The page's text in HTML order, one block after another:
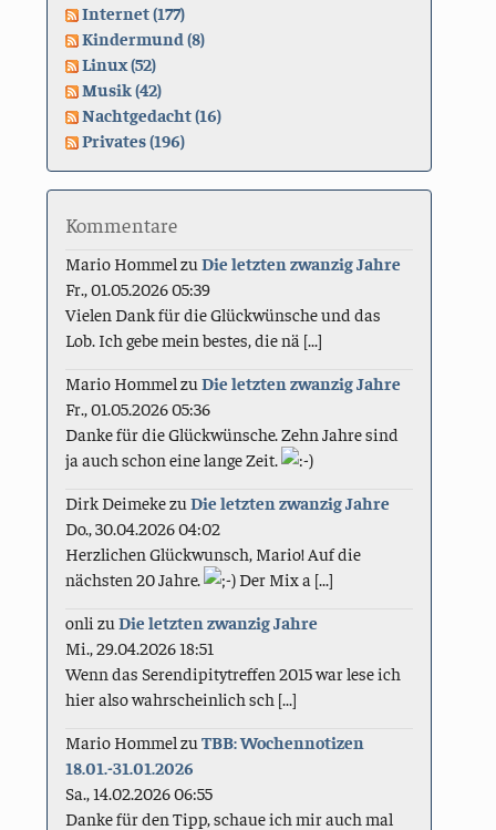
Internet (177)
Kindermund (8)
Linux (52)
Musik (42)
Nachtgedacht (16)
Privates (196)
Kommentare
Mario Hommel zuDie letzten zwanzig Jahre
Fr., 01.05.2026 05:39
Vielen Dank für die Glückwünsche und das
Lob. Ich gebe mein bestes, die nä [...]
Mario Hommel zuDie letzten zwanzig Jahre
Fr., 01.05.2026 05:36
Danke für die Glückwünsche. Zehn Jahre sind
ja auch schon eine lange Zeit.
Dirk DeimekezuDie letzten zwanzig Jahre
Do., 30.04.2026 04:02
Herzlichen Glückwunsch, Mario! Auf die
nächsten 20 Jahre.
Der Mix a [...]
onli zuDie letzten zwanzig Jahre
Mi., 29.04.2026 18:51
Wenn das Serendipitytreffen 2015 war lese ich
hier also wahrscheinlich sch [...]
Mario Hommel zuTBB: Wochennotizen
18.01.-31.01.2026
Sa., 14.02.2026 06:55
Danke für den Tipp, schaue ich mir auch mal